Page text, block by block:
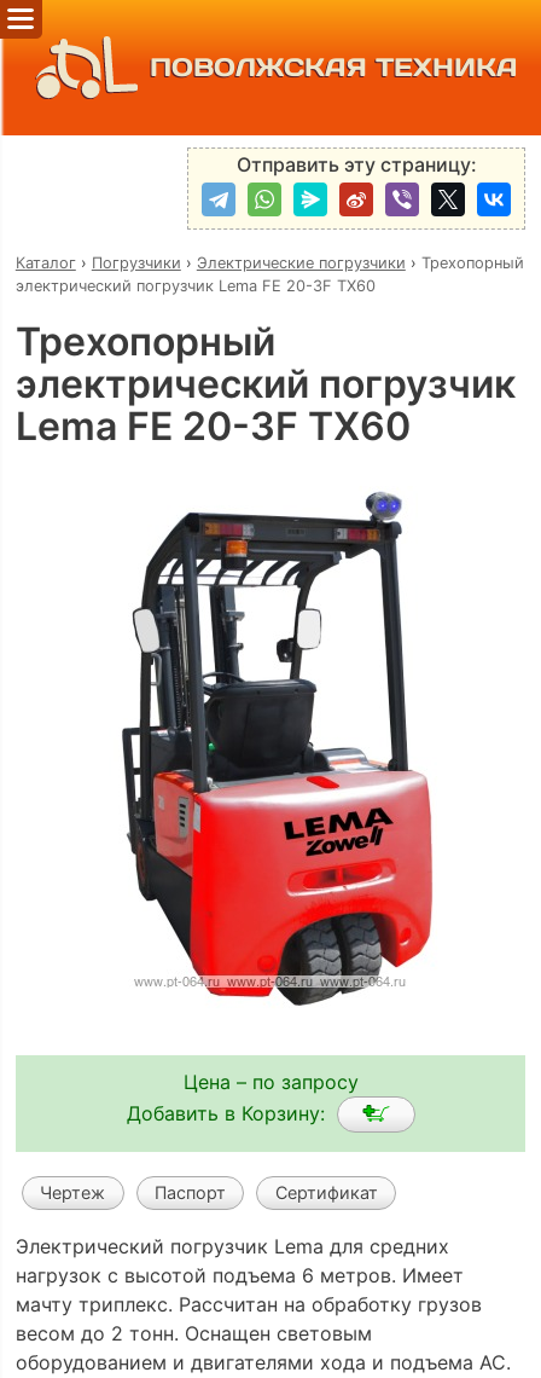
ПОВОЛЖСКАЯ ТЕХНИКА
Отправить эту страницу:
Каталог› Погрузчики › Электрические погрузчики › Трехопорный
электрический погрузчик Lema FE 20-3F TX60
Трехопорный
электрический погрузчик
Lema FE 20-3F TX60
Цена – по запросу
Добавить в Корзину:
Чертеж Паспорт Сертификат
Электрический погрузчик Lema для средних
нагрузок с высотой подъема 6 метров. Имеет
мачту триплекс. Рассчитан на обработку грузов
весом до 2 тонн. Оснащен световым
оборудованием и двигателями хода и подъема АС.